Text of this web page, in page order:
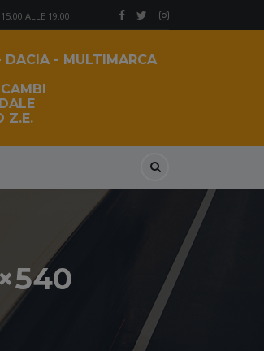
ALLE 19:00
DACIA - MULTIMARCA
Z.E.